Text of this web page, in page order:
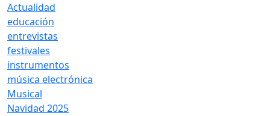
Actualidad
educación
entrevistas
festivales
instrumentos
música electrónica
Musical
Navidad 2025